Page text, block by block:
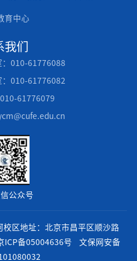
育中心
我们
：010-61776088
：010-61776082
61776079
公众号
区地址：北京市昌平区顺沙路
ICP备05004636号 文保网安备